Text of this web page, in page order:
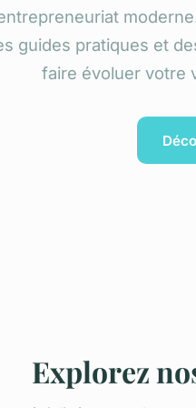
guides pratiques et
faire évoluer votre
Explorez